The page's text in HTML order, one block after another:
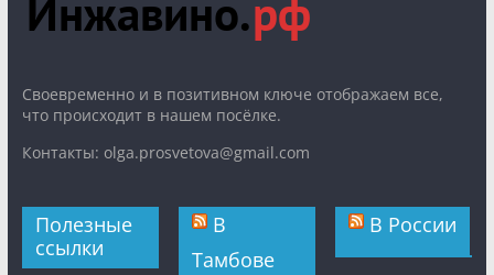
Cвоевременно и в позитивном ключе отображаем все,
что происходит в нашем посёлке.
Контакты: olga.prosvetova@gmail.com
Полезные
ссылки
В
Тамбове
В России